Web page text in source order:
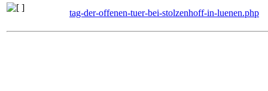
tag-der-offenen-tuer-bei-stolzenhoff-in-luenen.php